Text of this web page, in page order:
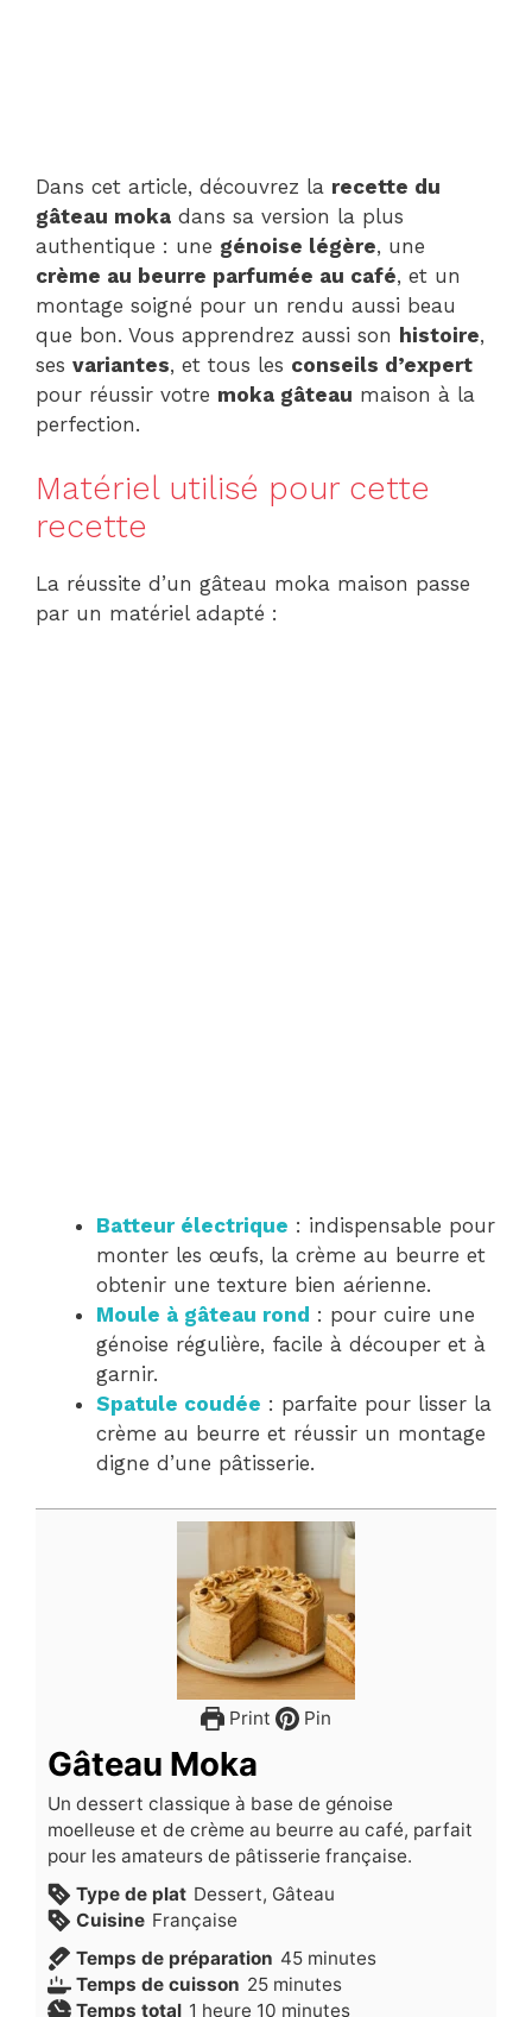
Dans cet article, découvrez la recette du
gâteau moka dans sa version la plus
authentique : une génoise légère, une
crème au beurre parfumée au café, et un
montage soigné pour un rendu aussi beau
que bon. Vous apprendrez aussi son histoire,
ses variantes, et tous les conseils d’expert
pour réussir votre moka gâteau maison à la
perfection.
Matériel utilisé pour cette
recette
La réussite d’un gâteau moka maison passe
par un matériel adapté :
Batteur électrique : indispensable pour
monter les œufs, la crème au beurre et
obtenir une texture bien aérienne.
Moule à gâteau rond : pour cuire une
génoise régulière, facile à découper et à
garnir.
Spatule coudée : parfaite pour lisser la
crème au beurre et réussir un montage
digne d’une pâtisserie.
Print Pin
Gâteau Moka
Un dessert classique à base de génoise
moelleuse et de crème au beurre au café, parfait
pour les amateurs de pâtisserie française.
Type de plat Dessert, Gâteau
Cuisine Française
Temps de préparation 45minutes
minutes
Temps de cuisson 25minutes
minutes
Temps total 1 heure
heure 10minutes
minutes